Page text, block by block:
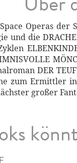
Operas der
und die
DER
zum Ermittler
großer